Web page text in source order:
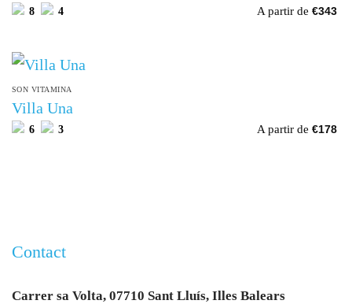
8 4 A partir de €343
SON VITAMINA
Villa Una
6 3 A partir de €178
Contact
Carrer sa Volta, 07710 Sant Lluís, Illes Balears